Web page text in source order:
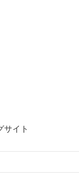
イト